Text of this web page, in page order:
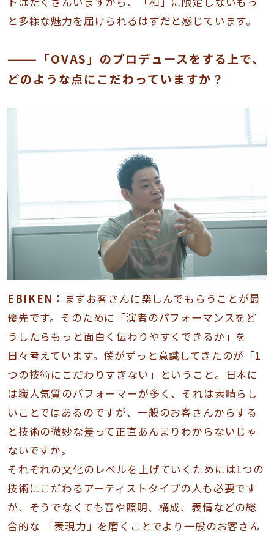
と多様な魅力を届けられるはずだと感じています。
———「OVAS」のプロデュースをする上で、
どのような点にこだわっていますか？
EBIKEN： まずお客さんに楽しんでもらうことが最
優先です。そのために「演者のパフォーマンスをど
うしたらもっと面白く伝わりやすくできるか」を
日々考えています。僕がずっと意識してきたのが「1
つの技術にこだわりすぎない」ということ。日本に
は職人気質のパフォーマーが多く、それは素晴らし
いことではあるのですが、一般のお客さんからする
と技術の微妙な差って正直あんまりわからないじゃ
ないですか。
それぞれの文化のレベルを上げていくためには1つの
技術にこだわるアーティストタイプの人も必要です
が、そうでなくても音や照明、構成、表情などの総
合的な 「表現力」を磨くことでより一般のお客さん